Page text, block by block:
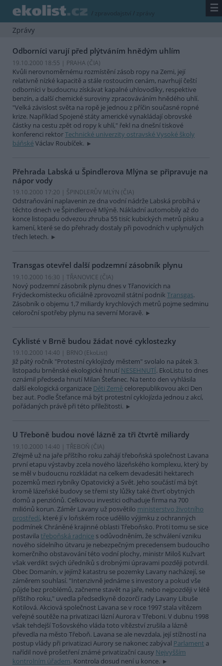
/ zpravodajství / zprávy ☰
Zprávy
Odborníci varují před plýtváním hnědým uhlím
19.10.2000 18:55 | PRAHA (ČIA)
Kvůli nerovnoměrnému rozmístění zásob ropy na Zemi, její
relativně nízké kapacitě a stále rostoucím cenám, navrhují čeští
odborníci v budoucnu získávat kapalné uhlovodíky, respektive
benzín, a další chemické suroviny zpracováváním hnědého uhlí.
"Velká závislost světa na ropě je jednou z příčin současné ropné
krize. Například Spojené státy americké vynakládají obrovské
částky na cestu zpět od ropy k uhlí," řekl na dnešní tiskové
konferenci rektorTechnické univerzity ostravské Vysoké školy
báňskéVáclav Roubíček.
Přehrada Labská u Špindlerova Mlýna se připravuje na
nápor vody
19.10.2000 17:20 | ŠPINDLERŮV MLÝN (ČIA)
Odstraňování naplavenin ze dna vodní nádrže Labská probíhá v
těchto dnech ve Špindlerově Mlýně. Nákladní automobily až do
konce listopadu odvezou zhruba 55 tisíc kubických metrů písku a
kamení, které se do přehrady dostaly při povodních v uplynulých
třech letech.
Transgas otevřel další podzemní zásobník plynu
19.10.2000 16:30 | TŘANOVICE (ČIA)
Nový podzemní zásobník plynu dnes v Třanovicích na
Frýdeckomístecku oficiálně zprovoznil státní podnik Transgas.
Zásobník o objemu 1,7 miliardy krychlových metrů pojme sedminu
celoroční spotřeby plynu na severní Moravě.
Cyklisté v Brně budou žádat nové cyklostezky
19.10.2000 14:40 | BRNO (EkoList)
Již pátý ročník "Protestní cyklojízdy městem" svolalo na pátek 3.
listopadu brněnské ekologické hnutí NESEHNUTÍ. EkoListu to dnes
oznámil předseda hnutí Milan Štefanec. Na tento den vyhlásila
další ekologická organizace Děti Země celorepublikovou akci Den
bez aut. Podle Štefance má být protestní cyklojízda jednou z akcí,
pořádaných právě při této příležitosti.
U Třeboně budou nové lázně za tři čtvrtě miliardy
19.10.2000 14:40 | TŘEBOŇ (ČIA)
Zřejmě už na jaře příštího roku zahájí třeboňská společnost Lavana
první etapu výstavby zcela nového lázeňského komplexu, který by
se měl v budoucnu rozkládat na celkem devadesáti hektarech
pozemků mezi rybníky Opatovický a Svět. Jeho součástí má být
kromě lázeňské budovy se třemi sty lůžky také čtvrť obytných
domů a penziónů. Celkovou investici odhaduje firma na 700
miliónů korun. Záměr Lavany už posvětilo ministerstvo životního
prostředí, které jí v loňském roce udělilo výjimku z ochranných
podmínek Chráněné krajinné oblasti Třeboňsko. Proti tomu se sice
postavila třeboňská radnice s odůvodněním, že schválení vzniku
nového sídelního útvaru je nebezpečným precedensem budoucího
komerčního obstavování této vodní plochy, ministr Miloš Kužvart
však verdikt svých úředníků s drobnými úpravami později potvrdil.
Obec Domanín, v jejímž katastru se pozemky Lavany nacházejí, se
záměrem souhlasí. "Intenzivně jednáme s investory a pokud vše
půjde bez problémů, začneme stavět na jaře, nebo nejpozději v létě
příštího roku," uvedla předsedkyně dozorčí rady Lavany Libuše
Kotilová. Akciová společnost Lavana se v roce 1997 stala vítězem
veřejné soutěže na privatizaci lázní Aurora v Třeboni. V dubnu 1998
však tehdejší Tošovského vláda toto vítězství zrušila a lázně
převedla na město Třeboň. Lavana se ale nevzdala, její stížností na
postup vlády při privatizaci Aurory se nakonec zabýval Parlament a
nařídil nové prošetření známé privatizační causy Nejvyšším
kontrolním úřadem. Kontrola dosud není u konce.